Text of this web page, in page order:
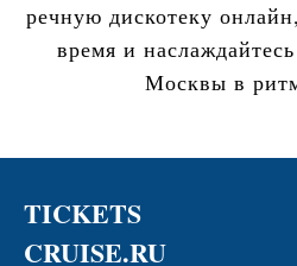
речную дискотеку
время и
Москвы в
TICKETS
CRUISE.RU